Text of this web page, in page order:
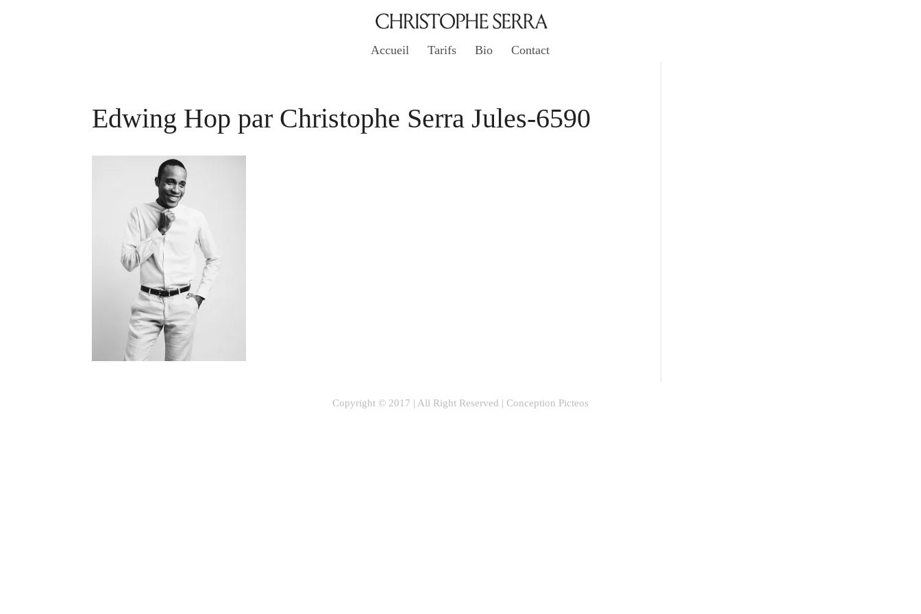
Accueil Tarifs Bio Contact
Edwing Hop par Christophe Serra Jules-6590
Copyright © 2017 | All Right Reserved | Conception Picteos